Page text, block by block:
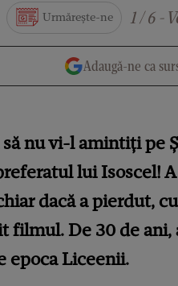
Urmărește-ne 1 / 6 -
Adaugă-ne ca
nu vi-l amintiți pe
lui Isoscel!
dacă a pierdut,
filmul. De 30 de
epoca Liceenii.